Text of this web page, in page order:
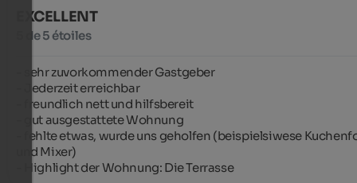
EXCELLENT
5 de 5 étoiles
- sehr zuvorkommender Gastgeber
- Jederzeit erreichbar
- freundlich nett und hilfsbereit
- gut ausgestattete Wohnung
- fehlte etwas, wurde uns geholfen (beispielsiwese
und Mixer)
- Highlight der Wohnung: Die Terrasse